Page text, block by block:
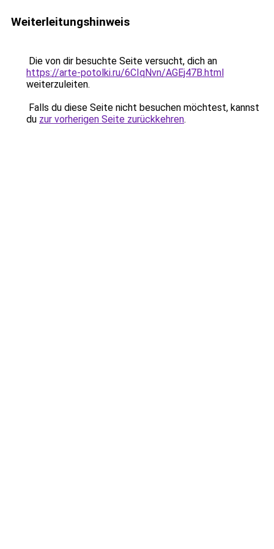
Weiterleitungshinweis
Die von dir besuchte Seite versucht, dich an
https://arte-potolki.ru/6CIqNvn/AGEj47B.html
weiterzuleiten.
Falls du diese Seite nicht besuchen möchtest, kannst
du zur vorherigen Seite zurückkehren.